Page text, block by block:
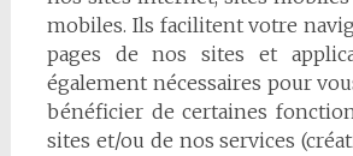
mobiles. Ils facilitent votre
pages de nos sites et
également nécessaires pour
bénéficier de certaines
sites et/ou de nos services